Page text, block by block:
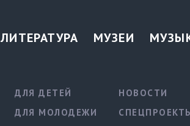
ЛИТЕРАТУРА МУЗЕИ
ДЛЯ ДЕТЕЙ
ДЛЯ МОЛОДЕЖИ
НОВОСТИ